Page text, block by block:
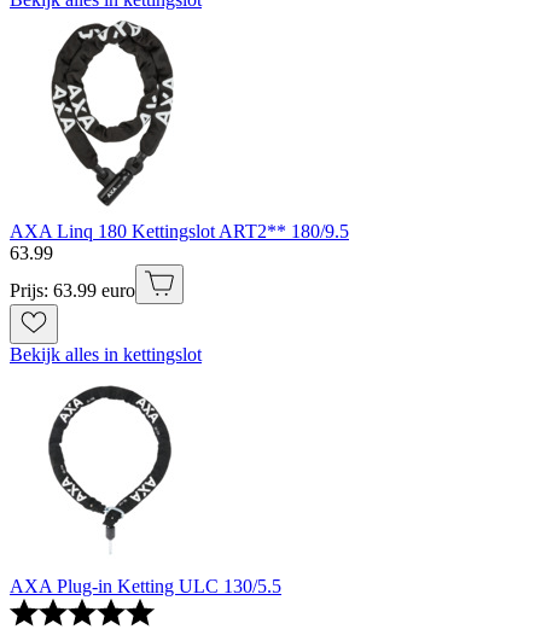
AXA Linq 180 Kettingslot ART2** 180/9.5
63.99
Prijs: 63.99 euro
Bekijk alles in kettingslot
AXA Plug-in Ketting ULC 130/5.5